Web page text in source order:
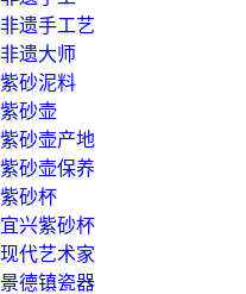
非遗手工艺
非遗大师
紫砂泥料
紫砂壶
紫砂壶产地
紫砂壶保养
紫砂杯
宜兴紫砂杯
现代艺术家
景德镇瓷器